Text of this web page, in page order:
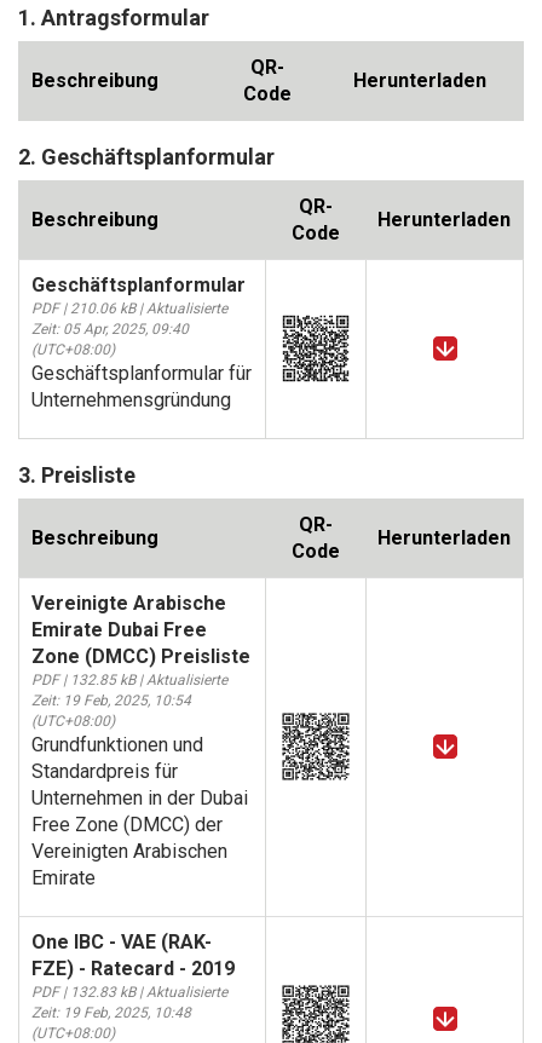
1. Antragsformular
Beschreibung
QR-
Code
Herunterladen
2. Geschäftsplanformular
Beschreibung
QR-
Code
Herunterladen
Geschäftsplanformular
PDF | 210.06 kB | Aktualisierte
Zeit: 05 Apr, 2025, 09:40
(UTC+08:00)
Geschäftsplanformular für
Unternehmensgründung
3. Preisliste
Beschreibung
QR-
Code
Herunterladen
Vereinigte Arabische
Emirate Dubai Free
Zone (DMCC) Preisliste
PDF | 132.85 kB | Aktualisierte
Zeit: 19 Feb, 2025, 10:54
(UTC+08:00)
Grundfunktionen und
Standardpreis für
Unternehmen in der Dubai
Free Zone (DMCC) der
Vereinigten Arabischen
Emirate
One IBC - VAE (RAK-
FZE) - Ratecard - 2019
PDF | 132.83 kB | Aktualisierte
Zeit: 19 Feb, 2025, 10:48
(UTC+08:00)